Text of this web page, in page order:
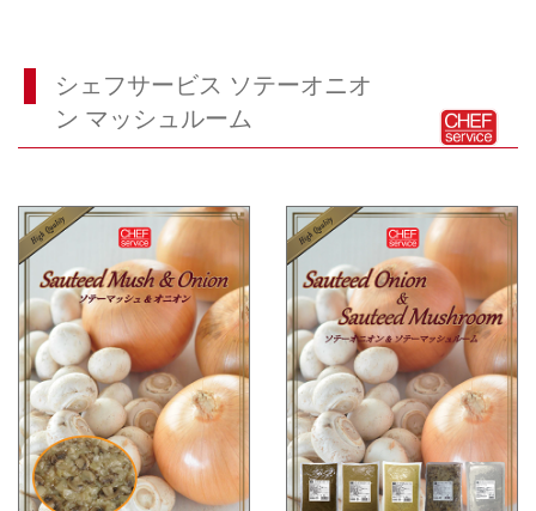
シェフサービス ソテーオニオ
ン マッシュルーム